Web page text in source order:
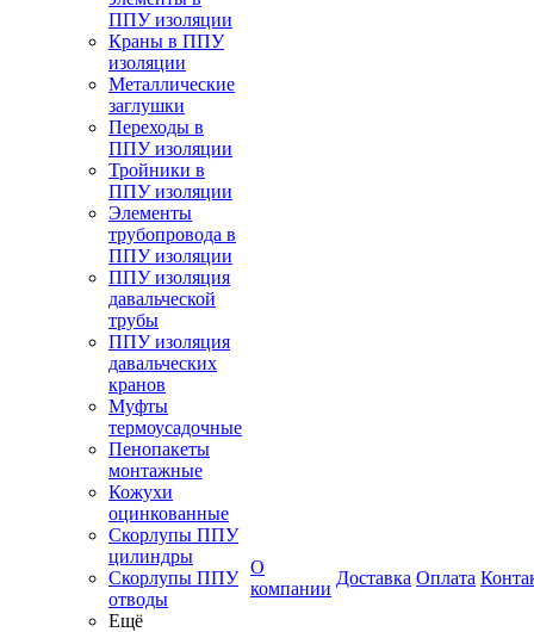
ППУ изоляции
Краны в ППУ
изоляции
Металлические
заглушки
Переходы в
ППУ изоляции
Тройники в
ППУ изоляции
Элементы
трубопровода в
ППУ изоляции
ППУ изоляция
давальческой
трубы
ППУ изоляция
давальческих
кранов
Муфты
термоусадочные
Пенопакеты
монтажные
Кожухи
оцинкованные
Скорлупы ППУ
цилиндры
Скорлупы ППУ
отводы
Ещё
О
компании
Доставка Оплата